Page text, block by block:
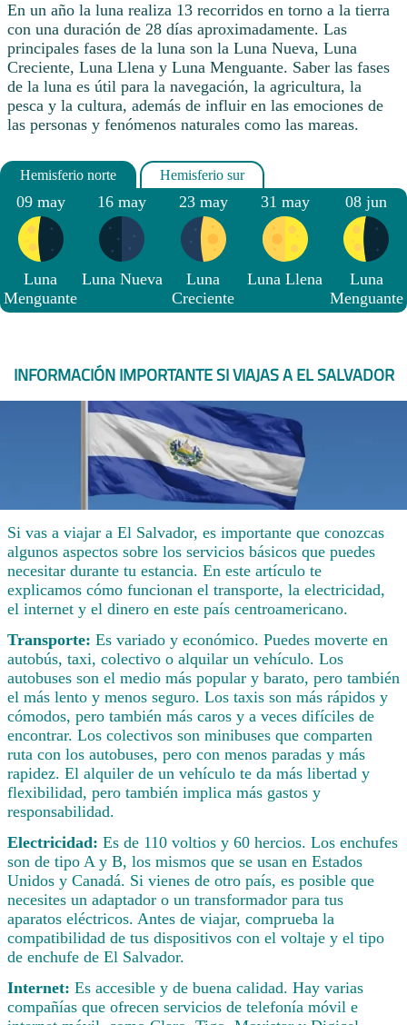
En un año la luna realiza 13 recorridos en torno a la tierra
con una duración de 28 días aproximadamente. Las
principales fases de la luna son la Luna Nueva, Luna
Creciente, Luna Llena y Luna Menguante. Saber las fases
de la luna es útil para la navegación, la agricultura, la
pesca y la cultura, además de influir en las emociones de
las personas y fenómenos naturales como las mareas.
09 may
Luna
Menguante
16 may
Luna Nueva
23 may
Luna
Creciente
31 may
Luna Llena
08 jun
Luna
Menguante
INFORMACIÓN IMPORTANTE SI VIAJAS A EL SALVADOR
Si vas a viajar a El Salvador, es importante que conozcas
algunos aspectos sobre los servicios básicos que puedes
necesitar durante tu estancia. En este artículo te
explicamos cómo funcionan el transporte, la electricidad,
el internet y el dinero en este país centroamericano.
Transporte: Es variado y económico. Puedes moverte en
autobús, taxi, colectivo o alquilar un vehículo. Los
autobuses son el medio más popular y barato, pero también
el más lento y menos seguro. Los taxis son más rápidos y
cómodos, pero también más caros y a veces difíciles de
encontrar. Los colectivos son minibuses que comparten
ruta con los autobuses, pero con menos paradas y más
rapidez. El alquiler de un vehículo te da más libertad y
flexibilidad, pero también implica más gastos y
responsabilidad.
Electricidad: Es de 110 voltios y 60 hercios. Los enchufes
son de tipo A y B, los mismos que se usan en Estados
Unidos y Canadá. Si vienes de otro país, es posible que
necesites un adaptador o un transformador para tus
aparatos eléctricos. Antes de viajar, comprueba la
compatibilidad de tus dispositivos con el voltaje y el tipo
de enchufe de El Salvador.
Internet: Es accesible y de buena calidad. Hay varias
compañías que ofrecen servicios de telefonía móvil e